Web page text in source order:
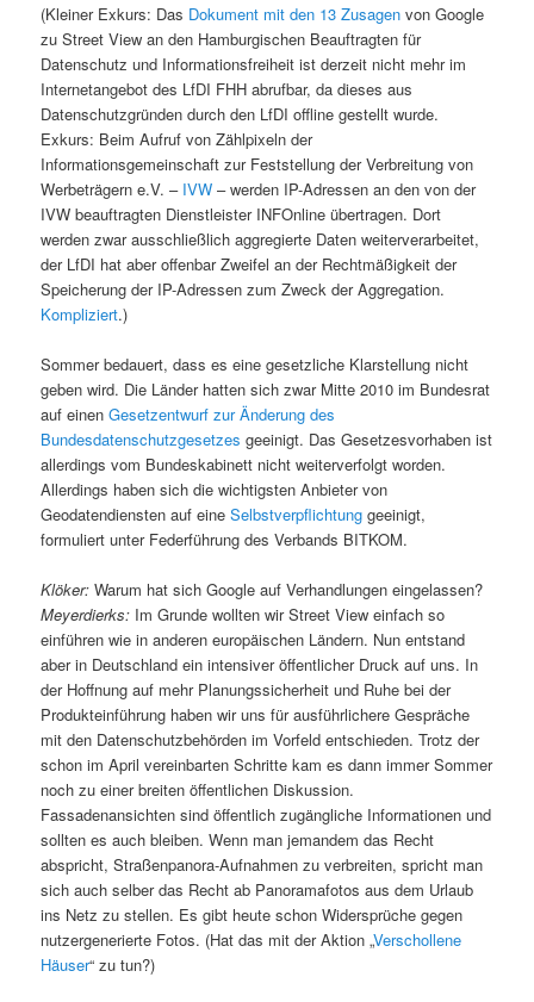
(Kleiner Exkurs: Das Dokument mit den 13 Zusagen von Google
zu Street View an den Hamburgischen Beauftragten für
Datenschutz und Informationsfreiheit ist derzeit nicht mehr im
Internetangebot des LfDI FHH abrufbar, da dieses aus
Datenschutzgründen durch den LfDI offline gestellt wurde.
Exkurs: Beim Aufruf von Zählpixeln der
Informationsgemeinschaft zur Feststellung der Verbreitung von
Werbeträgern e.V. – IVW – werden IP-Adressen an den von der
IVW beauftragten Dienstleister INFOnline übertragen. Dort
werden zwar ausschließlich aggregierte Daten weiterverarbeitet,
der LfDI hat aber offenbar Zweifel an der Rechtmäßigkeit der
Speicherung der IP-Adressen zum Zweck der Aggregation.
Kompliziert.)
Sommer bedauert, dass es eine gesetzliche Klarstellung nicht
geben wird. Die Länder hatten sich zwar Mitte 2010 im Bundesrat
auf einenGesetzentwurf zur Änderung des
Bundesdatenschutzgesetzes geeinigt. Das Gesetzesvorhaben ist
allerdings vom Bundeskabinett nicht weiterverfolgt worden.
Allerdings haben sich die wichtigsten Anbieter von
Geodatendiensten auf eineSelbstverpflichtung geeinigt,
formuliert unter Federführung des Verbands BITKOM.
Klöker: Warum hat sich Google auf Verhandlungen eingelassen?
Meyerdierks: Im Grunde wollten wir Street View einfach so
einführen wie in anderen europäischen Ländern. Nun entstand
aber in Deutschland ein intensiver öffentlicher Druck auf uns. In
der Hoffnung auf mehr Planungssicherheit und Ruhe bei der
Produkteinführung haben wir uns für ausführlichere Gespräche
mit den Datenschutzbehörden im Vorfeld entschieden. Trotz der
schon im April vereinbarten Schritte kam es dann immer Sommer
noch zu einer breiten öffentlichen Diskussion.
Fassadenansichten sind öffentlich zugängliche Informationen und
sollten es auch bleiben. Wenn man jemandem das Recht
abspricht, Straßenpanora-Aufnahmen zu verbreiten, spricht man
sich auch selber das Recht ab Panoramafotos aus dem Urlaub
ins Netz zu stellen. Es gibt heute schon Widersprüche gegen
nutzergenerierte Fotos. (Hat das mit der Aktion „Verschollene
Häuser“ zu tun?)